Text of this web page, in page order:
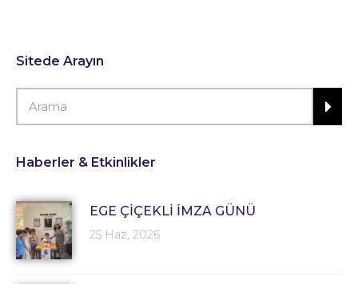
Sitede Arayın
Haberler & Etkinlikler
EGE ÇİÇEKLİ İMZA GÜNÜ
25 Haz, 2026